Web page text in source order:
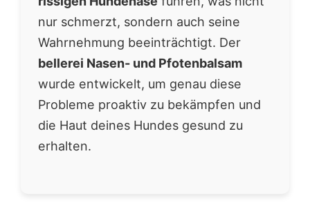
nur schmerzt, sondern auch seine
Wahrnehmung beeinträchtigt. Der
bellerei Nasen- und Pfotenbalsam
wurde entwickelt, um genau diese
Probleme proaktiv zu bekämpfen und
die Haut deines Hundes gesund zu
erhalten.